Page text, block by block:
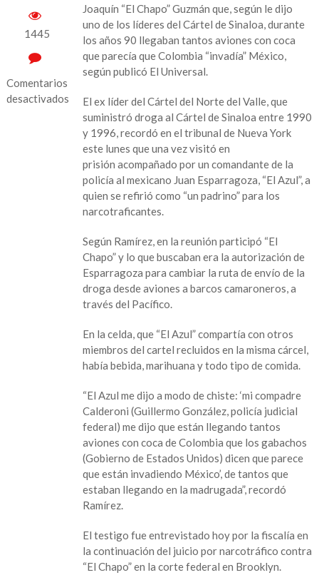
1445
Comentarios
desactivados
Joaquín “El Chapo” Guzmán que, según le dijo
uno de los líderes del Cártel de Sinaloa, durante
los años 90 llegaban tantos aviones con coca
que parecía que Colombia “invadía” México,
según publicó El Universal.
El ex líder del Cártel del Norte del Valle, que
suministró droga al Cártel de Sinaloa entre 1990
y 1996, recordó en el tribunal de Nueva York
este lunes que una vez visitó en
prisión acompañado por un comandante de la
policía al mexicano Juan Esparragoza, “El Azul”, a
quien se refirió como “un padrino” para los
narcotraficantes.
Según Ramírez, en la reunión participó “El
Chapo” y lo que buscaban era la autorización de
Esparragoza para cambiar la ruta de envío de la
droga desde aviones a barcos camaroneros, a
través del Pacífico.
En la celda, que “El Azul” compartía con otros
miembros del cartel recluidos en la misma cárcel,
había bebida, marihuana y todo tipo de comida.
“El Azul me dijo a modo de chiste: ‘mi compadre
Calderoni (Guillermo González, policía judicial
federal) me dijo que están llegando tantos
aviones con coca de Colombia que los gabachos
(Gobierno de Estados Unidos) dicen que parece
que están invadiendo México’, de tantos que
estaban llegando en la madrugada”, recordó
Ramírez.
El testigo fue entrevistado hoy por la fiscalía en
la continuación del juicio por narcotráfico contra
“El Chapo” en la corte federal en Brooklyn.